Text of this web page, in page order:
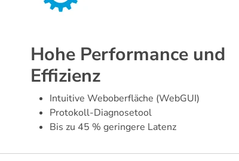
Hohe Performance und
Effizienz
Intuitive Weboberfläche (WebGUI)
Protokoll-Diagnosetool
Bis zu 45 % geringere Latenz